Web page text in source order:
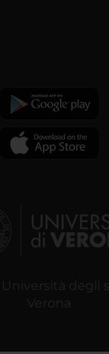
Università degli
Verona